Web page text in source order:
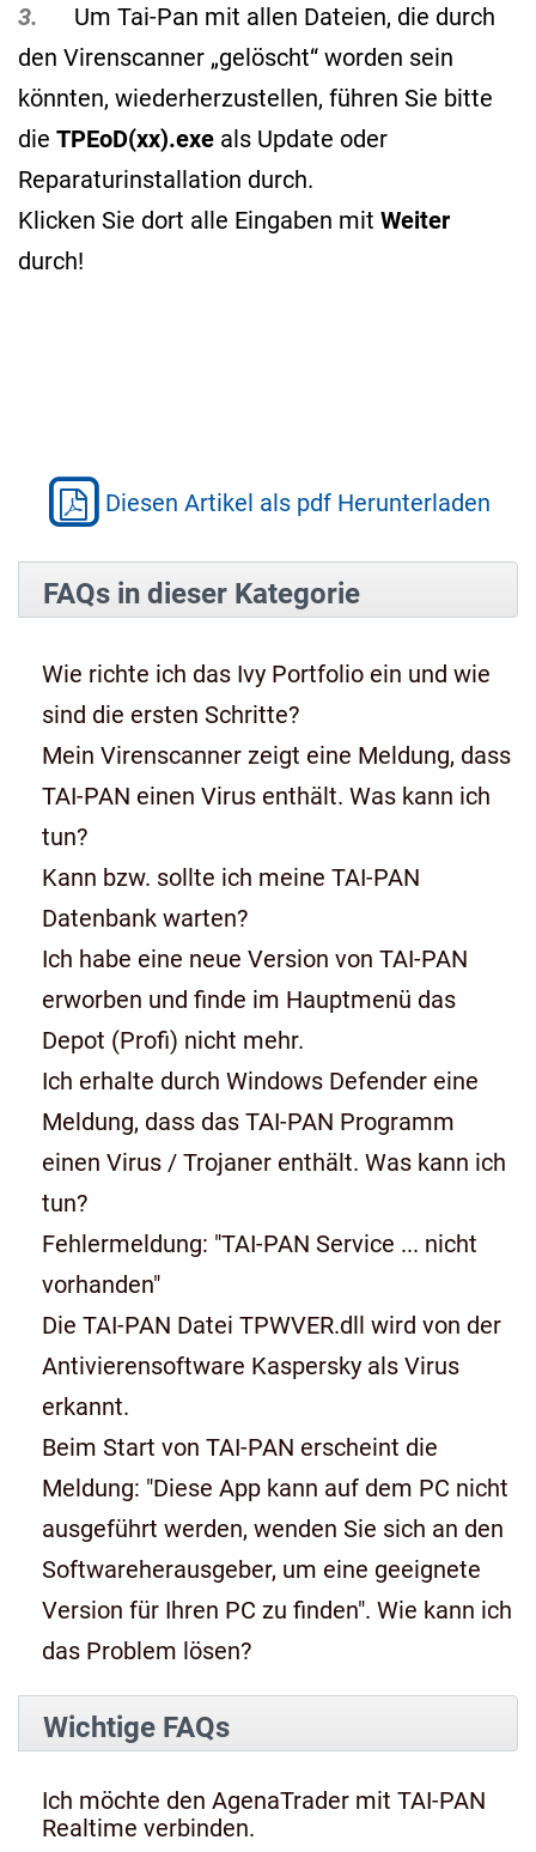
3. Um Tai-Pan mit allen Dateien, die durch
den Virenscanner „gelöscht“ worden sein
könnten, wiederherzustellen, führen Sie bitte
die TPEoD(xx).exe als Update oder
Reparaturinstallation durch.
Klicken Sie dort alle Eingaben mit Weiter
durch!
Diesen Artikel als pdf Herunterladen
FAQs in dieser Kategorie
Wie richte ich das Ivy Portfolio ein und wie
sind die ersten Schritte?
Mein Virenscanner zeigt eine Meldung, dass
TAI-PAN einen Virus enthält. Was kann ich
tun?
Kann bzw. sollte ich meine TAI-PAN
Datenbank warten?
Ich habe eine neue Version von TAI-PAN
erworben und finde im Hauptmenü das
Depot (Profi) nicht mehr.
Ich erhalte durch Windows Defender eine
Meldung, dass das TAI-PAN Programm
einen Virus / Trojaner enthält. Was kann ich
tun?
Fehlermeldung: "TAI-PAN Service ... nicht
vorhanden"
Die TAI-PAN Datei TPWVER.dll wird von der
Antivierensoftware Kaspersky als Virus
erkannt.
Beim Start von TAI-PAN erscheint die
Meldung: "Diese App kann auf dem PC nicht
ausgeführt werden, wenden Sie sich an den
Softwareherausgeber, um eine geeignete
Version für Ihren PC zu finden". Wie kann ich
das Problem lösen?
Wichtige FAQs
Ich möchte den AgenaTrader mit TAI-PAN
Realtime verbinden.